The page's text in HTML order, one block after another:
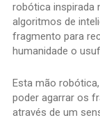
robótica inspirada
algoritmos de
fragmento para
humanidade o
Esta mão
poder agarrar os
através de um